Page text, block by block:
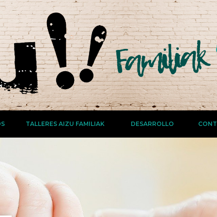
TALLERES AIZU FAMILIAK DESARROLLO